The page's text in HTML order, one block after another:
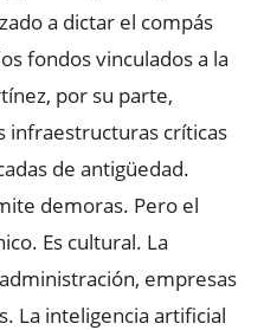
a dictar el compás
fondos vinculados a la
por su parte,
infraestructuras críticas
de antigüedad.
demoras. Pero el
Es cultural. La
empresas
La inteligencia artificial